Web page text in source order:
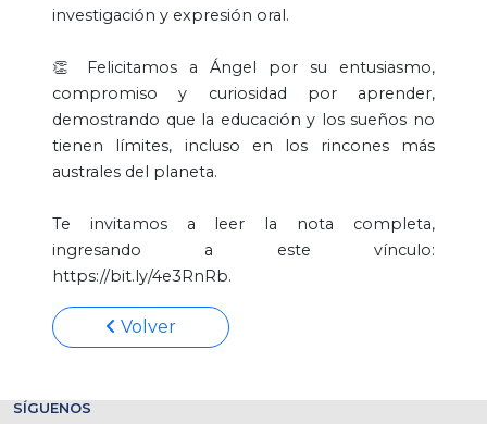
investigación y expresión oral.
👏 Felicitamos a Ángel por su entusiasmo,
compromiso y curiosidad por aprender,
demostrando que la educación y los sueños no
tienen límites, incluso en los rincones más
australes del planeta.
Te invitamos a leer la nota completa,
ingresando a este vínculo:
https://bit.ly/4e3RnRb.
Volver
SÍGUENOS